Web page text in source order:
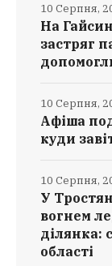
На
застряг
10 Серпня,
Афіша
куди
10 Серпня,
У
вогнем
ділянка:
області
10 Серпня,